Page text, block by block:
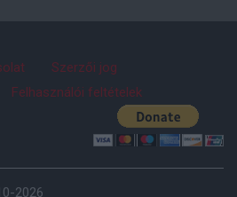
Szerzői jog
Felhasználói feltételek
2026